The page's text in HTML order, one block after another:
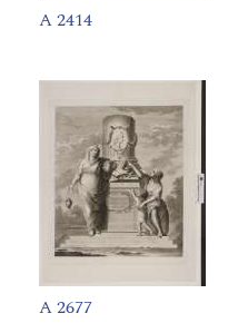
A 2414
A 2677